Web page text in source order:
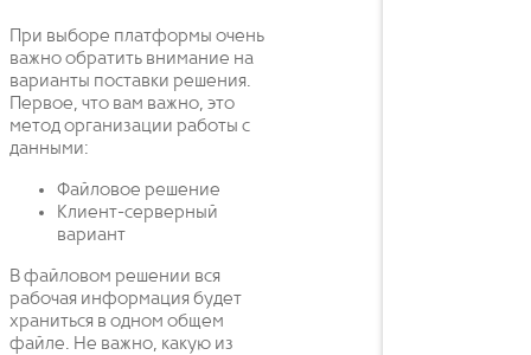
При выборе платформы очень
важно обратить внимание на
варианты поставки решения.
Первое, что вам важно, это
метод организации работы с
данными:
Файловое решение
Клиент-серверный
вариант
В файловом решении вся
рабочая информация будет
храниться в одном общем
файле. Не важно, какую из